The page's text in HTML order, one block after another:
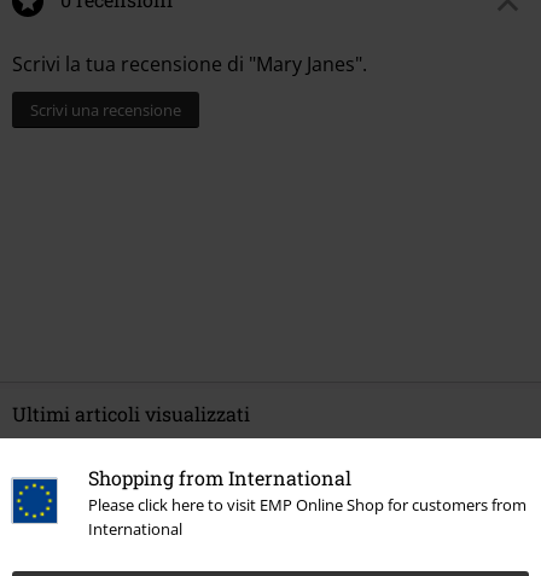
Shopping from International
Please click here to visit EMP Online Shop for customers from
International
Scrivi la tua recensione di "Mary Janes".
Scrivi una recensione
Ultimi articoli visualizzati